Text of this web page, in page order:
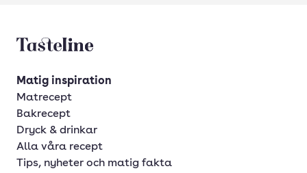
Tasteline startsida
Matig inspiration
Matrecept
Bakrecept
Dryck & drinkar
Alla våra recept
Tips, nyheter och matig fakta